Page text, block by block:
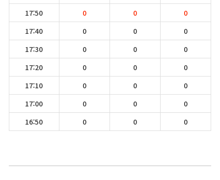
17:50
0 0
0
17:40
0 0
0
17:30
0 0
0
17:20
0 0
0
17:10
0 0
0
17:00
0 0
0
16:50
0 0 0